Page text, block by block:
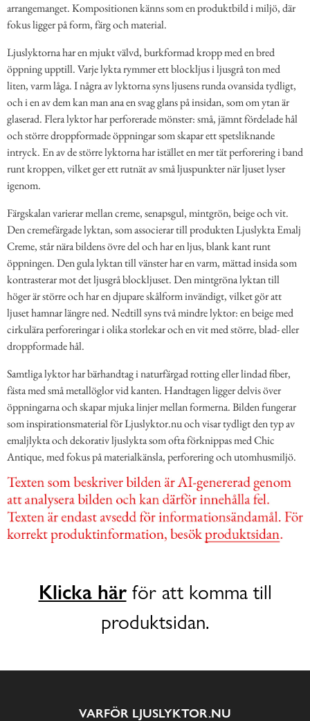
arrangemanget. Kompositionen känns som en produktbild i miljö, där
fokus ligger på form, färg och material.
Ljuslyktorna har en mjukt välvd, burkformad kropp med en bred
öppning upptill. Varje lykta rymmer ett blockljus i ljusgrå ton med
liten, varm låga. I några av lyktorna syns ljusens runda ovansida tydligt,
och i en av dem kan man ana en svag glans på insidan, som om ytan är
glaserad. Flera lyktor har perforerade mönster: små, jämnt fördelade hål
och större droppformade öppningar som skapar ett spetsliknande
intryck. En av de större lyktorna har istället en mer tät perforering i band
runt kroppen, vilket ger ett rutnät av små ljuspunkter när ljuset lyser
igenom.
Färgskalan varierar mellan creme, senapsgul, mintgrön, beige och vit.
Den cremefärgade lyktan, som associerar till produkten Ljuslykta Emalj
Creme, står nära bildens övre del och har en ljus, blank kant runt
öppningen. Den gula lyktan till vänster har en varm, mättad insida som
kontrasterar mot det ljusgrå blockljuset. Den mintgröna lyktan till
höger är större och har en djupare skålform invändigt, vilket gör att
ljuset hamnar längre ned. Nedtill syns två mindre lyktor: en beige med
cirkulära perforeringar i olika storlekar och en vit med större, blad- eller
droppformade hål.
Samtliga lyktor har bärhandtag i naturfärgad rotting eller lindad fiber,
fästa med små metallöglor vid kanten. Handtagen ligger delvis över
öppningarna och skapar mjuka linjer mellan formerna. Bilden fungerar
som inspirationsmaterial för Ljuslyktor.nu och visar tydligt den typ av
emaljlykta och dekorativ ljuslykta som ofta förknippas med Chic
Antique, med fokus på materialkänsla, perforering och utomhusmiljö.
Klicka härför att komma till
produktsidan.
VARFÖR LJUSLYKTOR.NU